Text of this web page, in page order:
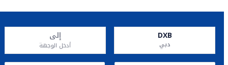
DXB
دبي
إلى
أدخل الوجهة